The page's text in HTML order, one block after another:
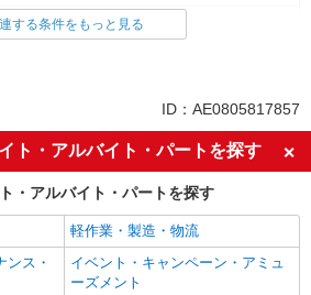
ミドル（40代～）活躍中
交通費支給
まかない・食事補助
社員登用あり
する条件をもっと見る
ID：AE0805817857
ト・アルバイト・パートを探す
・アルバイト・パートを探す
軽作業・製造・物流
ンス・
イベント・キャンペーン・アミュ
ーズメント